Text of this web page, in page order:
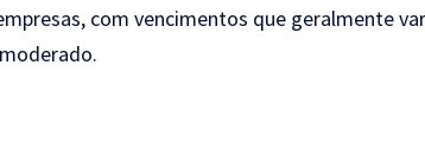
com vencimentos que geralmente